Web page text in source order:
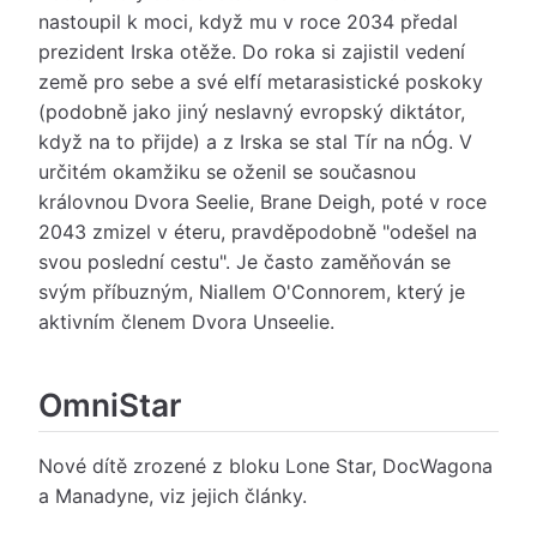
nastoupil k moci, když mu v roce 2034 předal
prezident Irska otěže. Do roka si zajistil vedení
země pro sebe a své elfí metarasistické poskoky
(podobně jako jiný neslavný evropský diktátor,
když na to přijde) a z Irska se stal Tír na nÓg. V
určitém okamžiku se oženil se současnou
královnou Dvora Seelie, Brane Deigh, poté v roce
2043 zmizel v éteru, pravděpodobně "odešel na
svou poslední cestu". Je často zaměňován se
svým příbuzným, Niallem O'Connorem, který je
aktivním členem Dvora Unseelie.
OmniStar
Nové dítě zrozené z bloku Lone Star, DocWagona
a Manadyne, viz jejich články.